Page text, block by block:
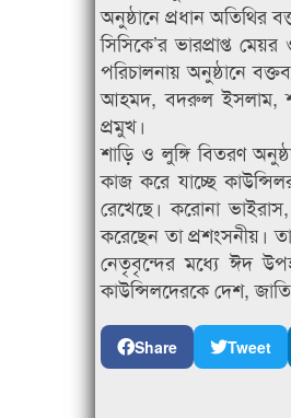
অনুষ্ঠানে প্রধান অতিথির
সিসিকে’র ভারপ্রাপ্ত
পরিচালনায় অনুষ্ঠানে
আহমদ, বদরুল ইসলাম,
প্রমুখ।
শাড়ি ও লুঙ্গি বিতরণ
কাজ করে যাচ্ছে
রেখেছে। করোনা
করেছেন তা প্রশংসনীয়।
নেতৃবৃন্দের মধ্যে ঈদ
কাউন্সিলদেরকে দেশ,
Share Tweet